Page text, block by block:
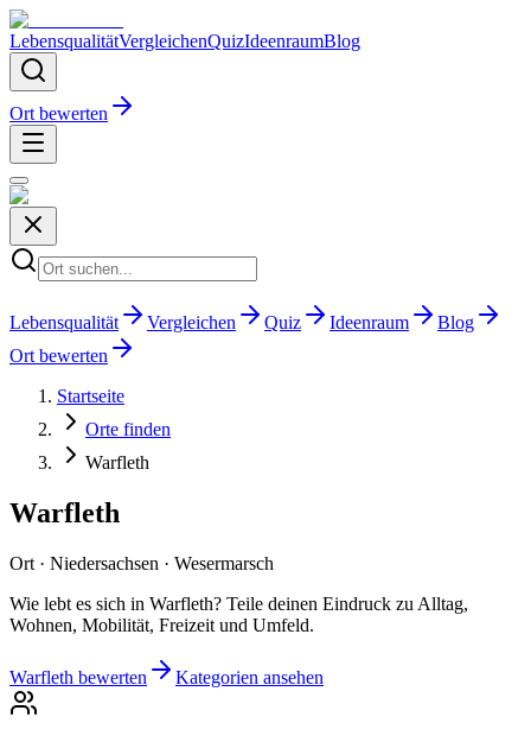
LebensqualitätVergleichenQuizIdeenraumBlog
Ort bewerten
Lebensqualität Vergleichen Quiz Ideenraum
Blog
Ort bewerten
Startseite
Orte finden
Warfleth
Warfleth
Ort · Niedersachsen · Wesermarsch
Wie lebt es sich in Warfleth? Teile deinen Eindruck zu Alltag,
Wohnen, Mobilität, Freizeit und Umfeld.
Warfleth bewerten Kategorien ansehen